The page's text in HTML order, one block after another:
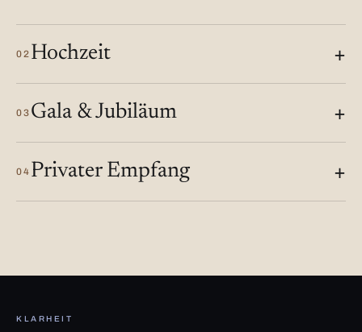
02 Hochzeit
03 Gala & Jubiläum
04 Privater Empfang
KLARHEIT